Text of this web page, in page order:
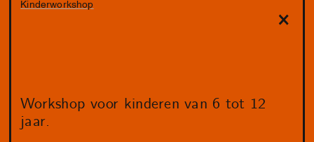
Kinderworkshop
Workshop voor kinderen van 6 tot 12
jaar.